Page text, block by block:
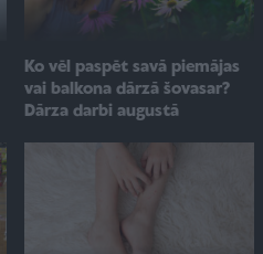
Ko vēl paspēt savā piemājas
vai balkona dārzā šovasar?
Dārza darbi augustā